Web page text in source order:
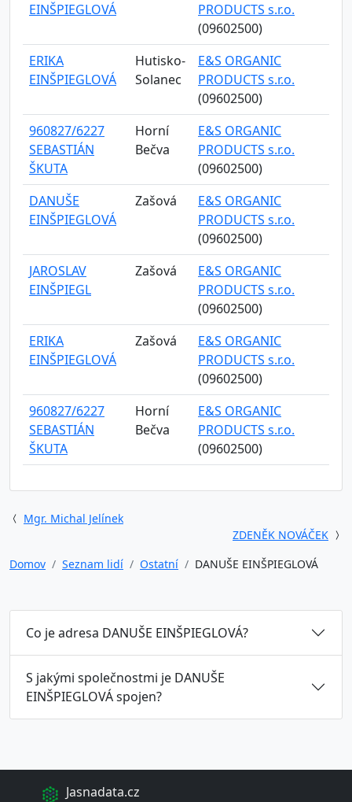
EINŠPIEGLOVÁ
PRODUCTS s.r.o.
(09602500)
ERIKA
EINŠPIEGLOVÁ
Hutisko-
Solanec
E&S ORGANIC
PRODUCTS s.r.o.
(09602500)
960827/6227
SEBASTIÁN
ŠKUTA
Horní
Bečva
E&S ORGANIC
PRODUCTS s.r.o.
(09602500)
DANUŠE
EINŠPIEGLOVÁ
Zašová
E&S ORGANIC
PRODUCTS s.r.o.
(09602500)
JAROSLAV
EINŠPIEGL
Zašová
E&S ORGANIC
PRODUCTS s.r.o.
(09602500)
ERIKA
EINŠPIEGLOVÁ
Zašová
E&S ORGANIC
PRODUCTS s.r.o.
(09602500)
960827/6227
SEBASTIÁN
ŠKUTA
Horní
Bečva
E&S ORGANIC
PRODUCTS s.r.o.
(09602500)
Mgr. Michal Jelínek
ZDENĚK NOVÁČEK
Domov
Seznam lidí Ostatní DANUŠE EINŠPIEGLOVÁ
Co je adresa DANUŠE EINŠPIEGLOVÁ?
S jakými společnostmi je DANUŠE
EINŠPIEGLOVÁ spojen?
Jasnadata.cz